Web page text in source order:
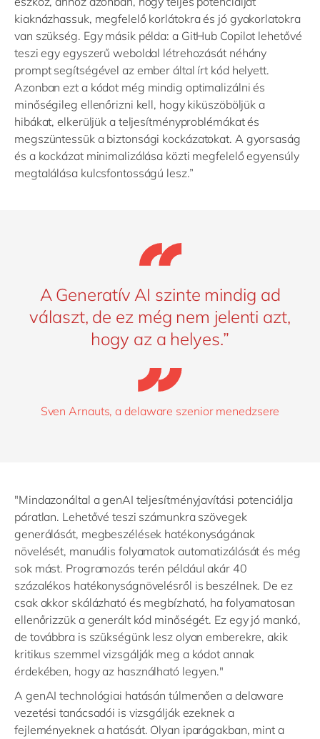
kiaknázhassuk, megfelelő korlátokra és jó gyakorlatokra
van szükség. Egy másik példa: a GitHub Copilot lehetővé
teszi egy egyszerű weboldal létrehozását néhány
prompt segítségével az ember által írt kód helyett.
Azonban ezt a kódot még mindig optimalizálni és
minőségileg ellenőrizni kell, hogy kiküszöböljük a
hibákat, elkerüljük a teljesítményproblémákat és
megszüntessük a biztonsági kockázatokat. A gyorsaság
és a kockázat minimalizálása közti megfelelő egyensúly
megtalálása kulcsfontosságú lesz.”
A Generatív AI szinte mindig ad
választ, de ez még nem jelenti azt,
hogy az a helyes.”
Sven Arnauts, a delaware szenior menedzsere
"Mindazonáltal a genAI teljesítményjavítási potenciálja
páratlan. Lehetővé teszi számunkra szövegek
generálását, megbeszélések hatékonyságának
növelését, manuális folyamatok automatizálását és még
sok mást. Programozás terén például akár 40
százalékos hatékonyságnövelésről is beszélnek. De ez
csak akkor skálázható és megbízható, ha folyamatosan
ellenőrizzük a generált kód minőségét. Ez egy jó mankó,
de továbbra is szükségünk lesz olyan emberekre, akik
kritikus szemmel vizsgálják meg a kódot annak
érdekében, hogy az használható legyen."
A genAI technológiai hatásán túlmenően a delaware
vezetési tanácsadói is vizsgálják ezeknek a
fejleményeknek a hatását. Olyan iparágakban, mint a